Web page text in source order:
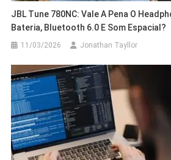
JBL Tune 780NC: Vale A Pena O
Bateria, Bluetooth 6.0 E Som Espacial?
11/03/2026 Jonathan Tayllor